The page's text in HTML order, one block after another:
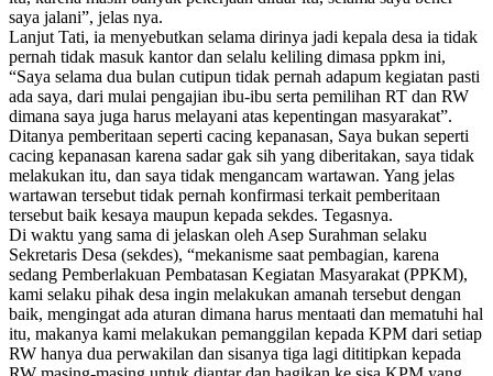
saya jalani”, jelas nya.
Lanjut Tati, ia menyebutkan selama dirinya jadi kepala desa ia tidak
pernah tidak masuk kantor dan selalu keliling dimasa ppkm ini,
“Saya selama dua bulan cutipun tidak pernah adapum kegiatan pasti
ada saya, dari mulai pengajian ibu-ibu serta pemilihan RT dan RW
dimana saya juga harus melayani atas kepentingan masyarakat”.
Ditanya pemberitaan seperti cacing kepanasan, Saya bukan seperti
cacing kepanasan karena sadar gak sih yang diberitakan, saya tidak
melakukan itu, dan saya tidak mengancam wartawan. Yang jelas
wartawan tersebut tidak pernah konfirmasi terkait pemberitaan
tersebut baik kesaya maupun kepada sekdes. Tegasnya.
Di waktu yang sama di jelaskan oleh Asep Surahman selaku
Sekretaris Desa (sekdes), “mekanisme saat pembagian, karena
sedang Pemberlakuan Pembatasan Kegiatan Masyarakat (PPKM),
kami selaku pihak desa ingin melakukan amanah tersebut dengan
baik, mengingat ada aturan dimana harus mentaati dan mematuhi hal
itu, makanya kami melakukan pemanggilan kepada KPM dari setiap
RW hanya dua perwakilan dan sisanya tiga lagi dititipkan kepada